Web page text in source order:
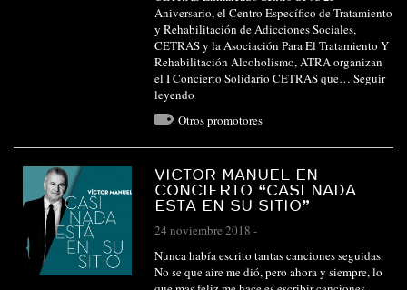
Aniversario, el Centro Específico de Tratamiento
y Rehabilitación de Adicciones Sociales,
CETRAS y la Asociación Para El Tratamiento Y
Rehabilitación Alcoholismo, ATRA organizan
el I Concierto Solidario CETRAS que… Seguir
leyendo
Otros promotores
VICTOR MANUEL EN
CONCIERTO “CASI NADA
ESTA EN SU SITIO”
24 noviembre 2018 -
Nunca había escrito tantas canciones seguidas.
No se que aire me dió, pero ahora y siempre, lo